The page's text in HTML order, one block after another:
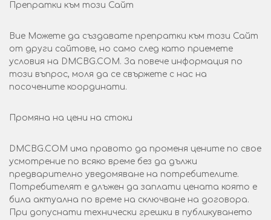
Препратки към този Сайт
Вие Можете да създавате препратки към този Сайт
от други сайтове, но само след като приемете
условия на DMCBG.COM. За повече информация по
този въпрос, моля да се свържете с нас на
посочените координати.
Промяна на цени на стоки
DMCBG.COM има правото да променя цените по свое
усмотрение по всяко време без да дължи
предварително уведомяване на потребителите.
Потребителят е длъжен да заплати цената която е
била актуална по време на сключване на договора.
При допуснати технически грешки в публикуването